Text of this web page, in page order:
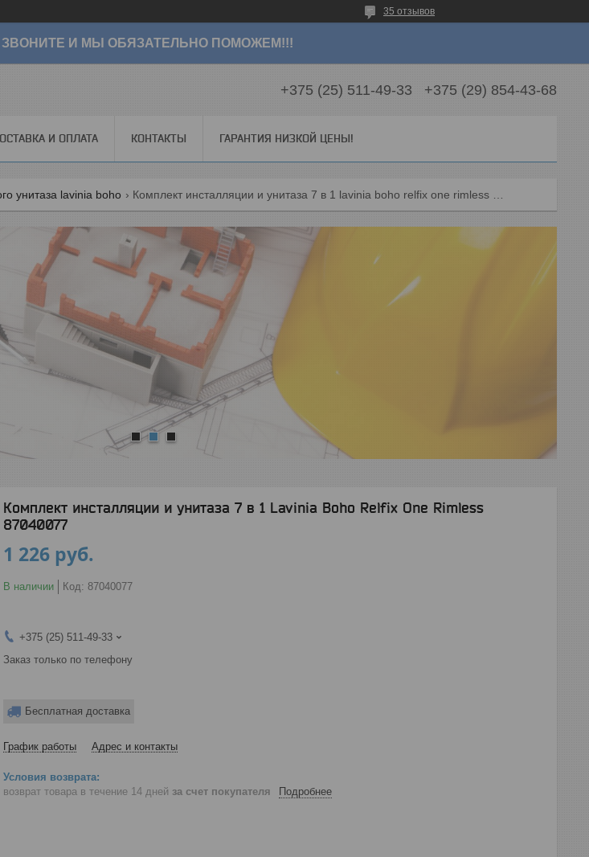
35 отзывов
И МЫ ОБЯЗАТЕЛЬНО ПОМОЖЕМ!!!
+375 (25) 511-49-33 +375 (29) 854-43-68
И ОПЛАТА КОНТАКТЫ ГАРАНТИЯ НИЗКОЙ ЦЕНЫ!
унитаза lavinia boho
Комплект инсталляции и унитаза 7 в 1 Lavinia Boho Relfix One Rimless
87040077
1 226 руб.
В наличии Код: 87040077
+375 (25) 511-49-33
Заказ только по телефону
Бесплатная доставка
График работы Адрес и контакты
возврат товара в течение 14 дней за счет покупателя Подробнее